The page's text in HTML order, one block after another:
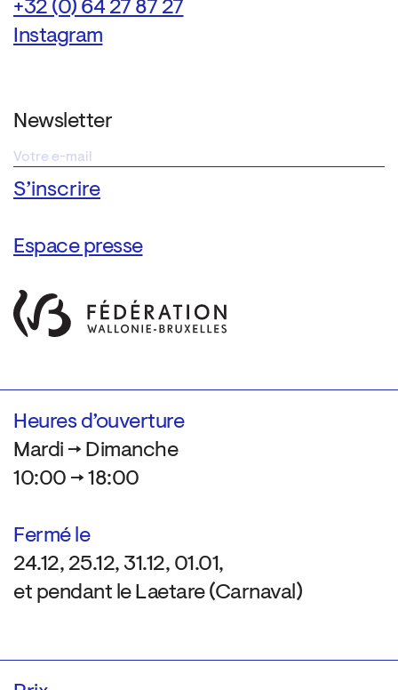
+32 (0) 64 27 87 27
Instagram
Newsletter
Espace presse
Heures d’ouverture
Mardi → Dimanche
10:00 → 18:00
Fermé le
24.12, 25.12, 31.12, 01.01,
et pendant le Laetare (Carnaval)